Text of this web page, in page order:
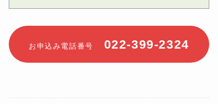
お申込み電話番号 022-399-2324